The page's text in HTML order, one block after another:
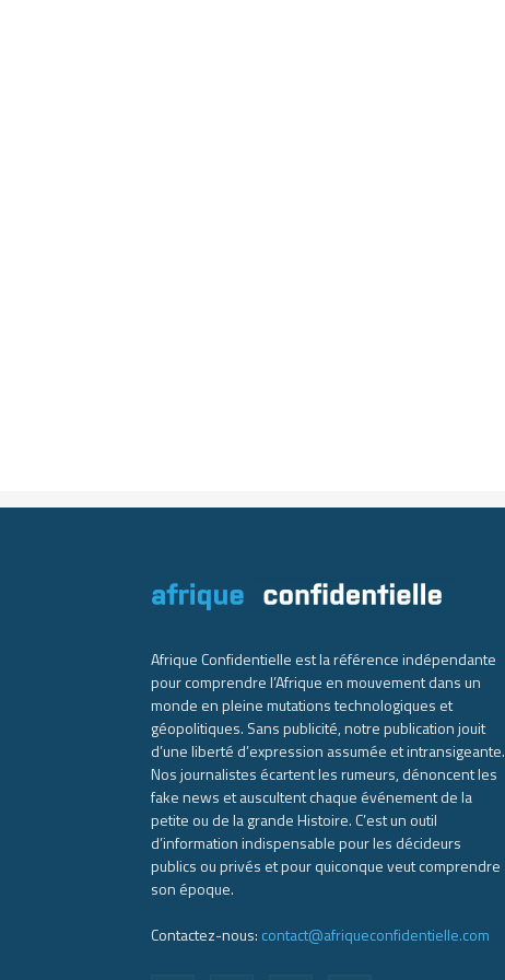
Afrique Confidentielle est la référence indépendante
pour comprendre l’Afrique en mouvement dans un
monde en pleine mutations technologiques et
géopolitiques. Sans publicité, notre publication jouit
d’une liberté d’expression assumée et intransigeante.
Nos journalistes écartent les rumeurs, dénoncent les
fake news et auscultent chaque événement de la
petite ou de la grande Histoire. C’est un outil
d’information indispensable pour les décideurs
publics ou privés et pour quiconque veut comprendre
son époque.
Contactez-nous: contact@afriqueconfidentielle.com